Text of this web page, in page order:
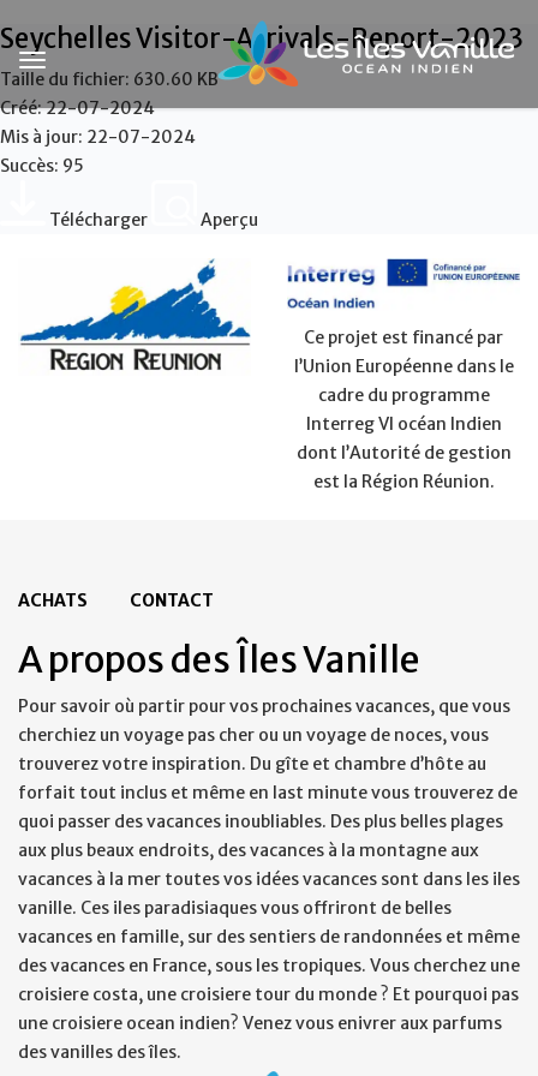
Seychelles Visitor-Arrivals-Report-2023
Taille du fichier: 630.60 KB
Créé: 22-07-2024
Mis à jour: 22-07-2024
Succès: 95
Télécharger Aperçu
Ce projet est financé par
l’Union Européenne dans le
cadre du programme
Interreg VI océan Indien
dont l’Autorité de gestion
est la Région Réunion.
ACHATS CONTACT
A propos des Îles Vanille
Pour savoir où partir pour vos prochaines vacances, que vous
cherchiez un voyage pas cher ou un voyage de noces, vous
trouverez votre inspiration. Du gîte et chambre d’hôte au
forfait tout inclus et même en last minute vous trouverez de
quoi passer des vacances inoubliables. Des plus belles plages
aux plus beaux endroits, des vacances à la montagne aux
vacances à la mer toutes vos idées vacances sont dans les iles
vanille. Ces iles paradisiaques vous offriront de belles
vacances en famille, sur des sentiers de randonnées et même
des vacances en France, sous les tropiques. Vous cherchez une
croisiere costa, une croisiere tour du monde ? Et pourquoi pas
une croisiere ocean indien? Venez vous enivrer aux parfums
des vanilles des îles.